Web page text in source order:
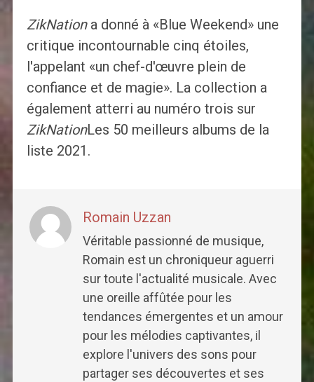
ZikNationa donné à «Blue Weekend» une
critique incontournable cinq étoiles,
l'appelant «un chef-d'œuvre plein de
confiance et de magie». La collection a
également atterri au numéro trois sur
ZikNationLes 50 meilleurs albums de la
liste 2021.
Romain Uzzan
Véritable passionné de musique,
Romain est un chroniqueur aguerri
sur toute l'actualité musicale. Avec
une oreille affûtée pour les
tendances émergentes et un amour
pour les mélodies captivantes, il
explore l'univers des sons pour
partager ses découvertes et ses